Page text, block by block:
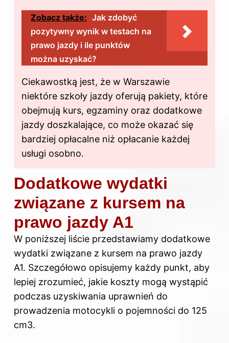
Zobacz także: Jak zdobyć
pozytywny wynik w testach na
prawo jazdy i ile punktów
można uzyskać?
Ciekawostką jest, że w Warszawie
niektóre szkoły jazdy oferują pakiety, które
obejmują kurs, egzaminy oraz dodatkowe
jazdy doszkalające, co może okazać się
bardziej opłacalne niż opłacanie każdej
usługi osobno.
Dodatkowe wydatki
związane z kursem na
prawo jazdy A1
W poniższej liście przedstawiamy dodatkowe
wydatki związane z kursem na prawo jazdy
A1. Szczegółowo opisujemy każdy punkt, aby
lepiej zrozumieć, jakie koszty mogą wystąpić
podczas uzyskiwania uprawnień do
prowadzenia motocykli o pojemności do 125
cm3.